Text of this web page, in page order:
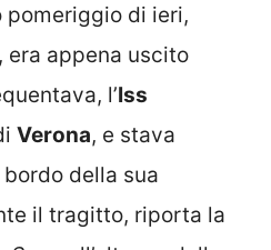
pomeriggio di ieri,
, era appena uscito
l’Iss
Verona, e stava
della sua
il tragitto, riporta la